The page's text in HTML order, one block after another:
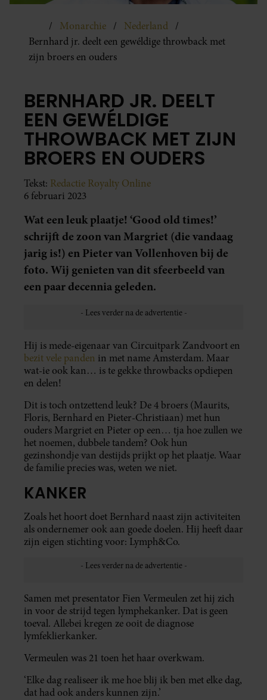
Monarchie
Nederland
Bernhard jr. deelt een gewéldige throwback met
zijn broers en ouders
BERNHARD JR. DEELT
EEN GEWÉLDIGE
THROWBACK MET ZIJN
BROERS EN OUDERS
Tekst: Redactie Royalty Online
6 februari 2023
Wat een leuk plaatje! ‘Good old times!’
schrijft de zoon van Margriet (die vandaag
jarig is!) en Pieter van Vollenhoven bij de
foto. Wij genieten van dit sfeerbeeld van
een paar decennia geleden.
Hij is mede-eigenaar van Circuitpark Zandvoort en
bezit vele panden in met name Amsterdam. Maar
wat-ie ook kan… is te gekke throwbacks opdiepen
en delen!
Dit is toch ontzettend leuk? De 4 broers (Maurits,
Floris, Bernhard en Pieter-Christiaan) met hun
ouders Margriet en Pieter op een… tja hoe zullen we
het noemen, dubbele tandem? Ook hun
gezinshondje van destijds prijkt op het plaatje. Waar
de familie precies was, weten we niet.
KANKER
Zoals het hoort doet Bernhard naast zijn activiteiten
als ondernemer ook aan goede doelen. Hij heeft daar
zijn eigen stichting voor: Lymph&Co.
Samen met presentator Fien Vermeulen zet hij zich
in voor de strijd tegen lymphekanker. Dat is geen
toeval. Allebei kregen ze ooit de diagnose
lymfeklierkanker.
Vermeulen was 21 toen het haar overkwam.
‘Elke dag realiseer ik me hoe blij ik ben met elke dag,
dat had ook anders kunnen zijn.’